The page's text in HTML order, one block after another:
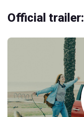
Official trailer: